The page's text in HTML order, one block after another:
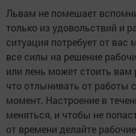
Львам не помешает
только из удовольствий и
ситуация потребует от вас
все силы на решение
или лень может стоить вам
что отлынивать от работы
момент. Настроение в
меняться, и чтобы не
от времени делайте